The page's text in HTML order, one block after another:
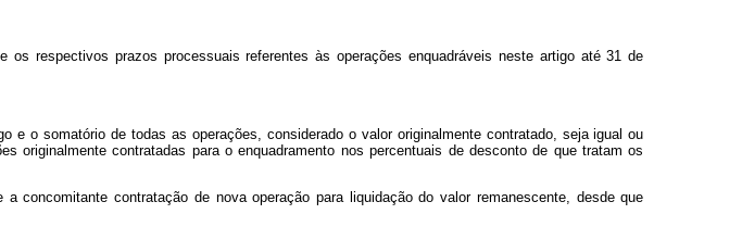
respectivos prazos processuais referentes às operações enquadráveis neste artigo até 31 de
e o somatório de todas as operações, considerado o valor originalmente contratado, seja igual ou
originalmente contratadas para o enquadramento nos percentuais de desconto de que tratam os
concomitante contratação de nova operação para liquidação do valor remanescente, desde que